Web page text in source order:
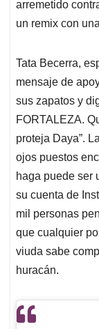
arremetido
un remix con
Tata Becerra,
mensaje de
sus zapatos y
FORTALEZA.
proteja Daya”.
ojos puestos
haga puede ser
su cuenta de
mil personas
que cualquier
viuda sabe
huracán.